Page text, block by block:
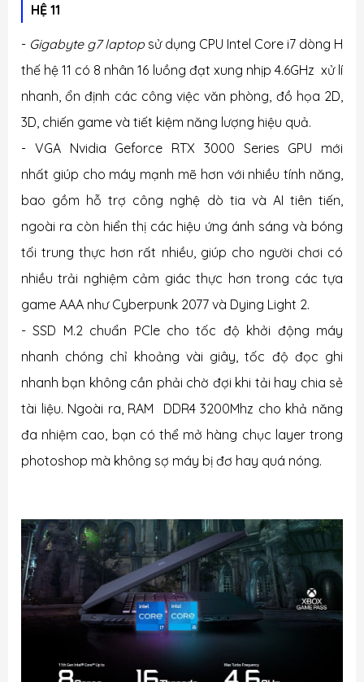
HỆ 11
- Gigabyte g7 laptop sử dụng CPU Intel Core i7 dòng H
thế hệ 11 có 8 nhân 16 luồng đạt xung nhịp 4.6GHz xử lí
nhanh, ổn định các công việc văn phòng, đồ họa 2D,
3D, chiến game và tiết kiệm năng lượng hiệu quả.
- VGA Nvidia Geforce RTX 3000 Series GPU mới
nhất giúp cho máy mạnh mẽ hơn với nhiều tính năng,
bao gồm hỗ trợ công nghệ dò tia và AI tiên tiến,
ngoài ra còn hiển thị các hiệu ứng ánh sáng và bóng
tối trung thực hơn rất nhiều, giúp cho người chơi có
nhiều trải nghiệm cảm giác thực hơn trong các tựa
game AAA như Cyberpunk 2077 và Dying Light 2.
- SSD M.2 chuẩn PCle cho tốc độ khởi động máy
nhanh chóng chỉ khoảng vài giây, tốc độ đọc ghi
nhanh bạn không cần phải chờ đợi khi tải hay chia sẻ
tài liệu. Ngoài ra, RAM DDR4 3200Mhz cho khả năng
đa nhiệm cao, bạn có thể mở hàng chục layer trong
photoshop mà không sợ máy bị đơ hay quá nóng.